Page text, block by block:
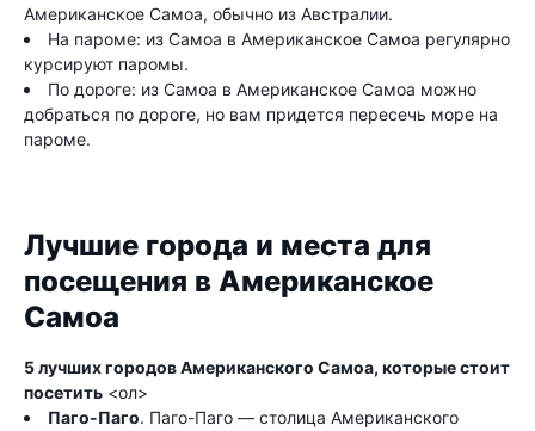
Американское Самоа, обычно из Австралии.
На пароме: из Самоа в Американское Самоа регулярно
курсируют паромы.
По дороге: из Самоа в Американское Самоа можно
добраться по дороге, но вам придется пересечь море на
пароме.
Лучшие города и места для
посещения в Американское
Самоа
5 лучших городов Американского Самоа, которые стоит
посетить <ол>
Паго-Паго. Паго-Паго — столица Американского